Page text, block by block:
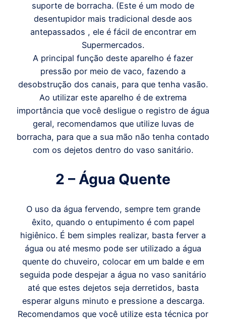
suporte de borracha. (Este é um modo de
desentupidor mais tradicional desde aos
antepassados , ele é fácil de encontrar em
Supermercados.
A principal função deste aparelho é fazer
pressão por meio de vaco, fazendo a
desobstrução dos canais, para que tenha vasão.
Ao utilizar este aparelho é de extrema
importância que você desligue o registro de água
geral, recomendamos que utilize luvas de
borracha, para que a sua mão não tenha contado
com os dejetos dentro do vaso sanitário.
2 – Água Quente
O uso da água fervendo, sempre tem grande
êxito, quando o entupimento é com papel
higiênico. É bem simples realizar, basta ferver a
água ou até mesmo pode ser utilizado a água
quente do chuveiro, colocar em um balde e em
seguida pode despejar a água no vaso sanitário
até que estes dejetos seja derretidos, basta
esperar alguns minuto e pressione a descarga.
Recomendamos que você utilize esta técnica por